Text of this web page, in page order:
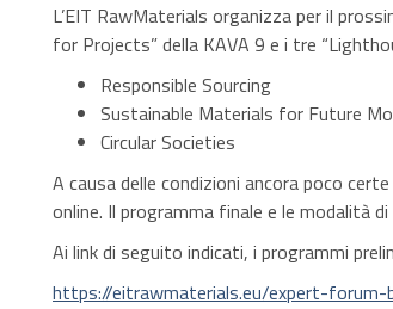
L’EIT RawMaterials organizza per il
for Projects” della KAVA 9 e i tre
Responsible Sourcing
Sustainable Materials for Future
Circular Societies
A causa delle condizioni ancora poco
online. Il programma finale e le modalità
Ai link di seguito indicati, i programmi
https://eitrawmaterials.eu/expert-